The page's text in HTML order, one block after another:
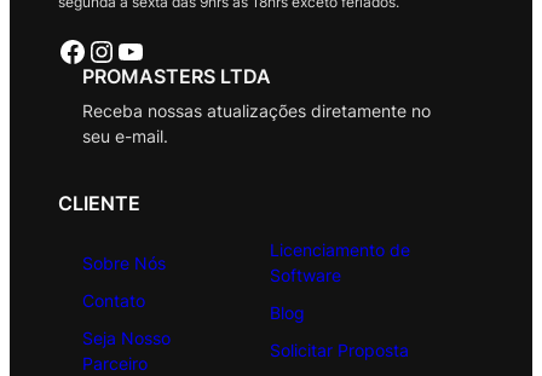
Facebook Instagram Youtube
PROMASTERS LTDA
Receba nossas atualizações diretamente no
seu e-mail.
CLIENTE
Sobre Nós
Contato
Seja Nosso
Parceiro
Licenciamento de
Software
Blog
Solicitar Proposta